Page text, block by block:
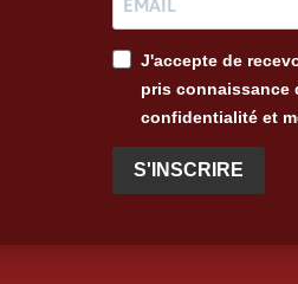
J'accepte de
pris connaissance
confidentialité et
S'INSCRIRE